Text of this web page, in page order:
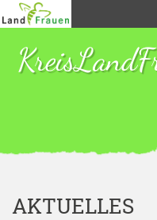
AKTUELLES